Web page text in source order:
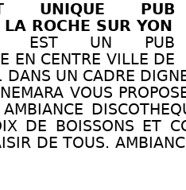
UNIQUE PUB
ROCHE SUR YON
EST UN PUB
EN CENTRE VILLE DE
DANS UN CADRE
VOUS
DE BOISSONS ET
DE TOUS.